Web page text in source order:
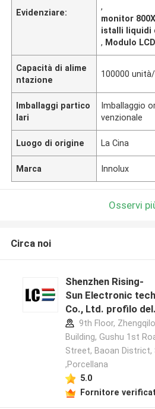
Evidenziare:
,
monitor
istalli liquidi
, Modulo
Capacità di alime
ntazione
100000
Imballaggi partico
lari
Imballaggio
venzionale
Luogo di origine La Cina
Marca Innolux
Osservi
Circa noi
Shenzhen Rising-
Sun Electronic
Co., Ltd. profilo del
produttore
9th Floor,
Building, Gushu 1st
Street, Baoan District,
,Porcellana
5.0
Fornitore